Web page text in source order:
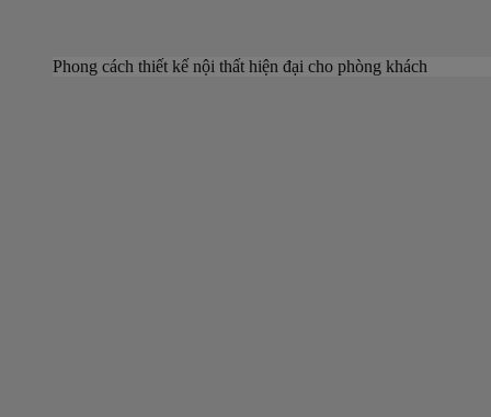
Phong cách thiết kế nội thất hiện đại cho phòng khách